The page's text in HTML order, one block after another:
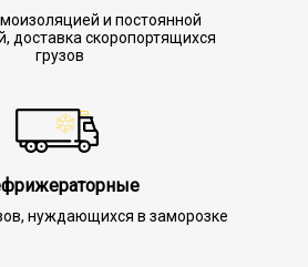
и постоянной
доставка скоропортящихся
грузов
нуждающихся в заморозке